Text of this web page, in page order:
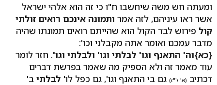
ומעתה חש משה שיחשבו ח"ו כי זה הוא אלהי ישראל
אשר ראו עיניהם, לזה אמר ותמונה אינכם רואים זולתי
קול פירוש לבד הקול הוא שהייתם רואים תמונתו שהיה
מדבר עמכם ואומר אתה מקבלני וכו':
{כא}וה' התאנף וגו' לבלתי וגו' ולבלתי וגו'. חזר לומר
עוד מאמר זה ולא הספיק מה שאמר בפרשת דברים
דכתיב (א' ל"ז) גם בי התאנף וגו', גם כפל לו' לבלתי ב'